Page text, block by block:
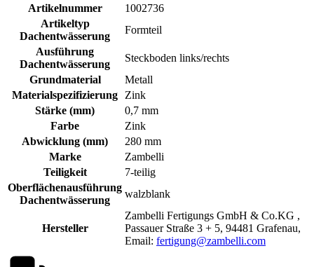
Artikelnummer
1002736
Artikeltyp
Dachentwässerung
Formteil
Ausführung
Dachentwässerung
Steckboden links/rechts
Grundmaterial
Metall
Materialspezifizierung
Zink
Stärke (mm)
0,7 mm
Farbe
Zink
Abwicklung (mm)
280 mm
Marke
Zambelli
Teiligkeit
7-teilig
Oberflächenausführung
Dachentwässerung
walzblank
Hersteller
Zambelli Fertigungs GmbH & Co.KG ,
Passauer Straße 3 + 5, 94481 Grafenau,
Email: fertigung@zambelli.com